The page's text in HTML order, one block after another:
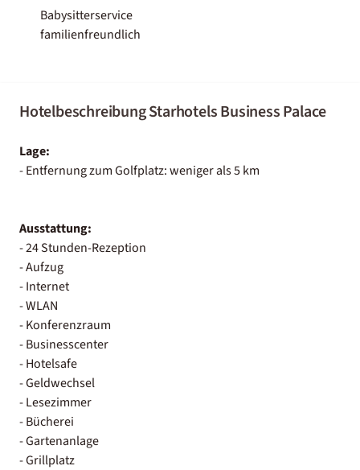
Babysitterservice
familienfreundlich
Hotelbeschreibung Starhotels Business Palace
Lage:
- Entfernung zum Golfplatz: weniger als 5 km
Ausstattung:
- 24 Stunden-Rezeption
- Aufzug
- Internet
- WLAN
- Konferenzraum
- Businesscenter
- Hotelsafe
- Geldwechsel
- Lesezimmer
- Bücherei
- Gartenanlage
- Grillplatz